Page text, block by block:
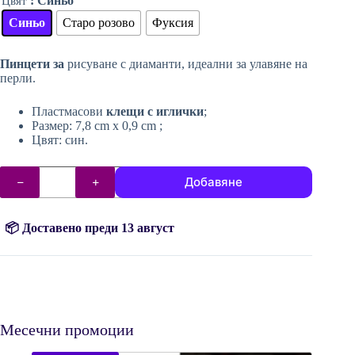
was:
$1.72.
е:
$1.14.
Синьо
Старо розово Фуксия
Пинцети за рисуване с диаманти, идеални за улавяне на
перли.
Пластмасови клещи с иглички;
Размер: 7,8 cm x 0,9 cm ;
Цвят: син.
количество
Пинцети
диамантено
Добавяне
📦 Доставено преди 13 август
Месечни промоции